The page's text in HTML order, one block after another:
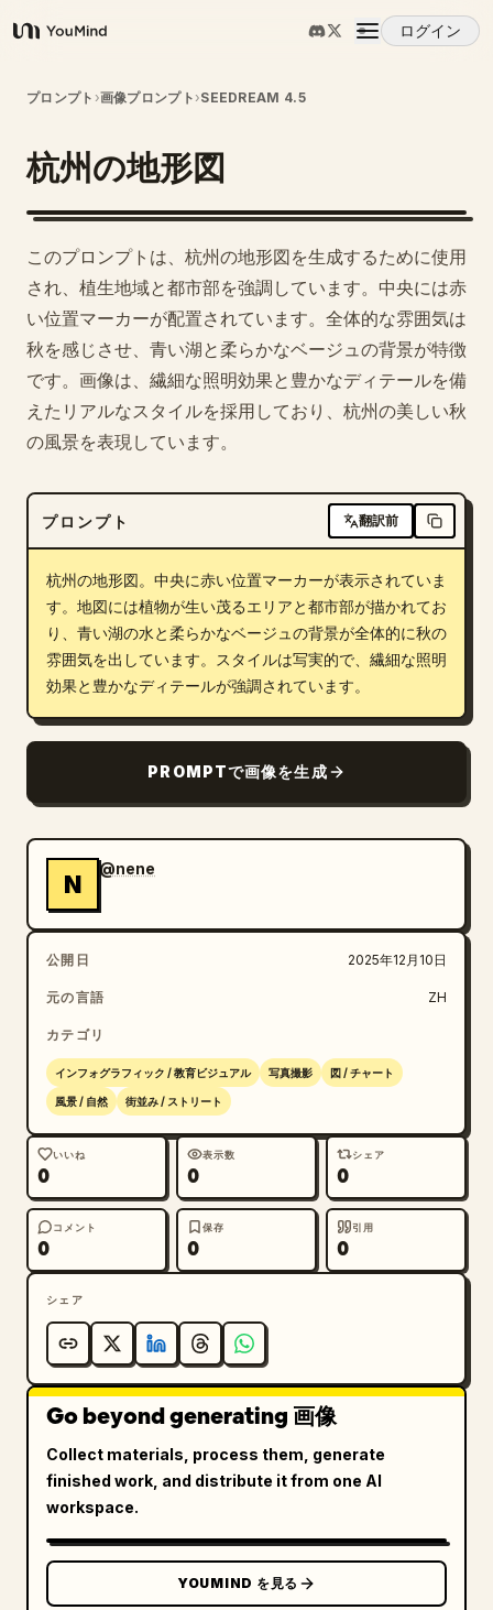
YouMind
ログイン
概要
ユースケース
プロンプト
料金
ダウンロード
ブログ
更新情報
プロンプト ›画像プロンプト ›SEEDREAM 4.5
杭州の地形図
このプロンプトは、杭州の地形図を生成するために使用
され、植生地域と都市部を強調しています。中央には赤
い位置マーカーが配置されています。全体的な雰囲気は
秋を感じさせ、青い湖と柔らかなベージュの背景が特徴
です。画像は、繊細な照明効果と豊かなディテールを備
えたリアルなスタイルを採用しており、杭州の美しい秋
の風景を表現しています。
プロンプト 翻訳前
杭州の地形図。中央に赤い位置マーカーが表示されていま
す。地図には植物が生い茂るエリアと都市部が描かれてお
り、青い湖の水と柔らかなベージュの背景が全体的に秋の
雰囲気を出しています。スタイルは写実的で、繊細な照明
効果と豊かなディテールが強調されています。
PROMPTで画像を生成
N
@nene
公開日 2025年12月10日
元の言語 ZH
カテゴリ
インフォグラフィック / 教育ビジュアル 写真撮影 図 / チャート
風景 / 自然 街並み / ストリート
いいね
0
表示数
0
シェア
0
コメント
0
保存
0
引用
0
シェア
Go beyond generating 画像
Collect materials, process them, generate
finished work, and distribute it from one AI
workspace.
YOUMIND を見る